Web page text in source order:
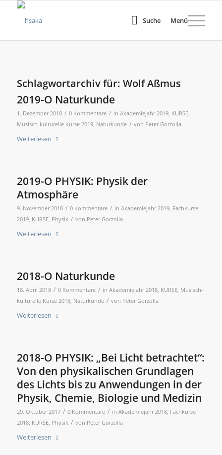
Suche Menü
Schlagwortarchiv für: Wolf Aßmus
2019-O Naturkunde
1. Dezember 2018 / 0 Kommentare / in Akademiejahr 2019, KURSE,
Musisch-kulturelle Kurse 2019, Naturkunde / von Peter Gorzolla
Weiterlesen
2019-O PHYSIK: Physik der
Atmosphäre
9. November 2018 / 0 Kommentare / in Akademiejahr 2019, Fachkurse
2019, KURSE, Physik / von Peter Gorzolla
Weiterlesen
2018-O Naturkunde
18. April 2018 / 0 Kommentare / in Akademiejahr 2018, KURSE, Musisch-
kulturelle Kurse 2018, Naturkunde / von Peter Gorzolla
Weiterlesen
2018-O PHYSIK: „Bei Licht betrachtet“:
Von den physikalischen Grundlagen
des Lichts bis zu Anwendungen in der
Physik, Chemie, Biologie und Medizin
29. Oktober 2017 / 0 Kommentare / in Akademiejahr 2018, Fachkurse
2018, KURSE, Physik / von Peter Gorzolla
Weiterlesen